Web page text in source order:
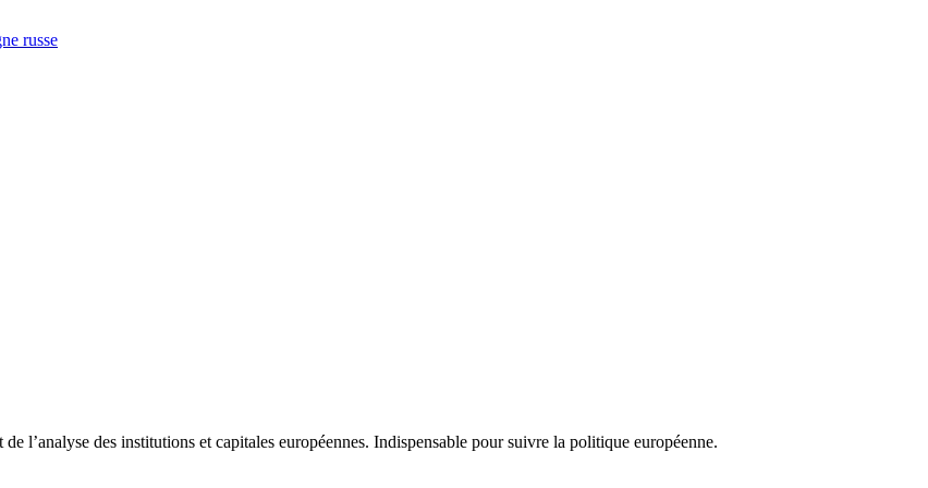
russe
l’analyse des institutions et capitales européennes. Indispensable pour suivre la politique européenne.